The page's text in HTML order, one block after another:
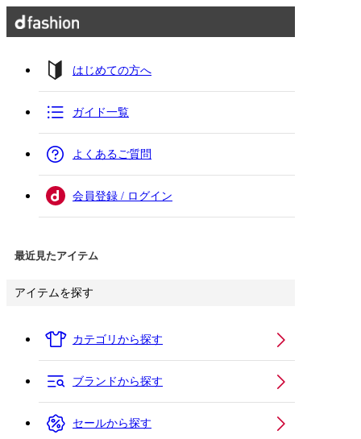
はじめての方へ
ガイド一覧
よくあるご質問
会員登録 / ログイン
最近見たアイテム
アイテムを探す
カテゴリから探す
ブランドから探す
セールから探す